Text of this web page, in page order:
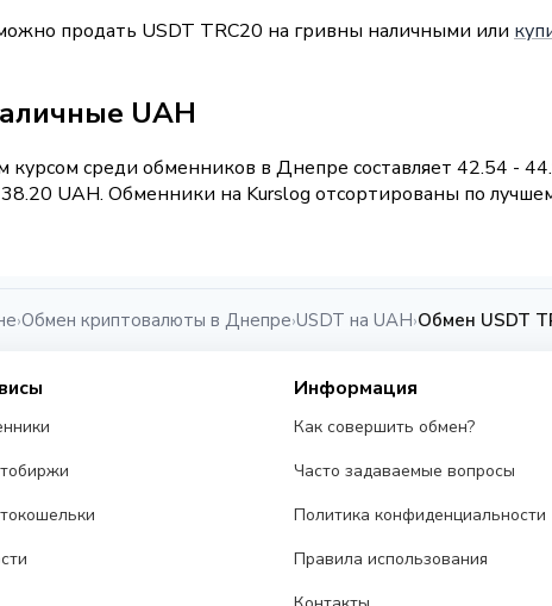
продать USDT TRC20 на гривны наличными или
UAH
среди обменников в Днепре составляет 42.54 -
UAH. Обменники на Kurslog отсортированы по
›Обмен криптовалюты в Днепре›USDT на UAH›Обмен USDT
Информация
Как совершить обмен?
Часто задаваемые вопросы
Политика конфиденциальности
Правила использования